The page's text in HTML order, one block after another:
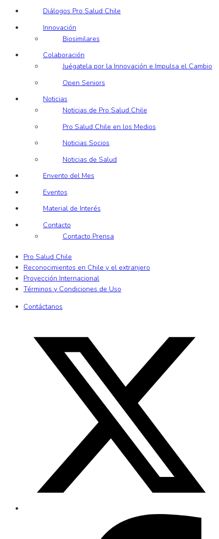
Diálogos Pro Salud Chile
Innovación
Biosimilares
Colaboración
Juégatela por la Innovación e Impulsa el Cambio
Open Seniors
Noticias
Noticias de Pro Salud Chile
Pro Salud Chile en los Medios
Noticias Socios
Noticias de Salud
Envento del Mes
Eventos
Material de Interés
Contacto
Contacto Prensa
Pro Salud Chile
Reconocimientos en Chile y el extranjero
Proyección Internacional
Términos y Condiciones de Uso
Contáctanos